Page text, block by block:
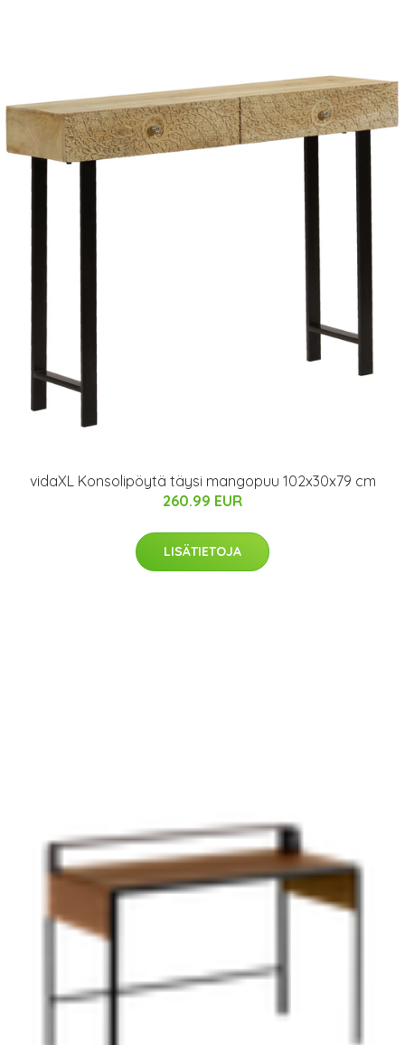
vidaXL Konsolipöytä täysi mangopuu 102x30x79 cm
260.99 EUR
LISÄTIETOJA